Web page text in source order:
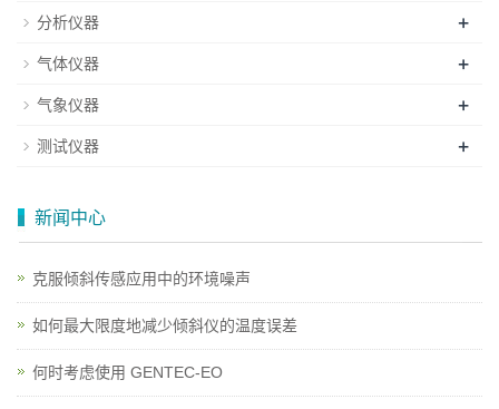
分析仪器 +
气体仪器 +
气象仪器 +
测试仪器 +
新闻中心
克服倾斜传感应用中的环境噪声
如何最大限度地减少倾斜仪的温度误差
何时考虑使用 GENTEC-EO